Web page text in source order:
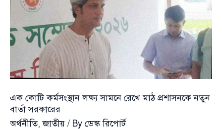
রন
হক
শিকদারের
মৃত্যু
এক কোটি কর্মসংস্থান লক্ষ্য সামনে রেখে মাঠ প্রশাসনকে নতুন
বার্তা সরকারের
অর্থনীতি,জাতীয় / By ডেস্ক রিপোর্ট